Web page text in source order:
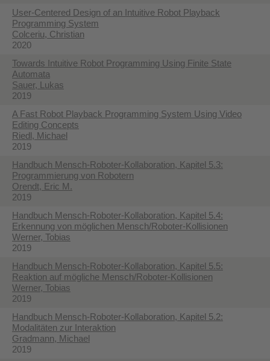
User-Centered Design of an Intuitive Robot Playback
Programming System
Colceriu, Christian
2020
Towards Intuitive Robot Programming Using Finite State
Automata
Sauer, Lukas
2019
A Fast Robot Playback Programming System Using Video
Editing Concepts
Riedl, Michael
2019
Handbuch Mensch-Roboter-Kollaboration, Kapitel 5.3:
Programmierung von Robotern
Orendt, Eric M.
2019
Handbuch Mensch-Roboter-Kollaboration, Kapitel 5.4:
Erkennung von möglichen Mensch/Roboter-Kollisionen
Werner, Tobias
2019
Handbuch Mensch-Roboter-Kollaboration, Kapitel 5.5:
Reaktion auf mögliche Mensch/Roboter-Kollisionen
Werner, Tobias
2019
Handbuch Mensch-Roboter-Kollaboration, Kapitel 5.2:
Modalitäten zur Interaktion
Gradmann, Michael
2019